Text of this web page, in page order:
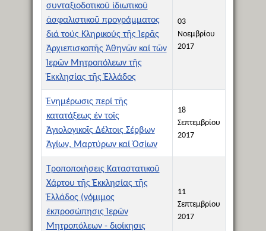
συνταξιοδοτικοῦ ἰδιωτικοῦ
ἀσφαλιστικοῦ προγράμματος
διά τούς Κληρικούς τῆς Ἱερᾶς
Ἀρχιεπισκοπῆς Ἀθηνῶν καί τῶν
Ἱερῶν Μητροπόλεων τῆς
Ἐκκλησίας τῆς Ἑλλάδος
03
Νοεμβρίου
2017
Ἐνημέρωσις περί τῆς
κατατάξεως ἐν τοῖς
Ἁγιολογικοῖς Δέλτοις Σέρβων
Ἁγίων, Μαρτύρων καί Ὁσίων
18
Σεπτεμβρίου
2017
Τροποποιήσεις Καταστατικοῦ
Χάρτου τῆς Ἐκκλησίας τῆς
Ἑλλάδος (νόμιμος
ἐκπροσώπησις Ἱερῶν
Μητροπόλεων - διοίκησις
11
Σεπτεμβρίου
2017